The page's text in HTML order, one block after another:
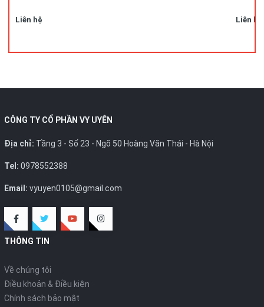
Liên hệ Liên hệ
CÔNG TY CỔ PHẦN VY UYÊN
Địa chỉ: Tầng 3 - Số 23 - Ngõ 50 Hoàng Văn Thái - Hà Nội
Tel: 0978552388
Email: vyuyen0105@gmail.com
THÔNG TIN
Về chúng tôi
Điều khoản & Điều kiện
Chính sách bảo mật